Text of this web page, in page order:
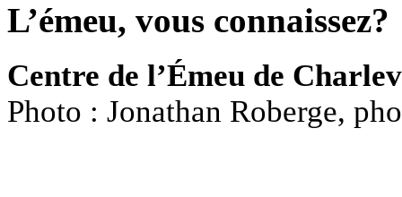
L’émeu, vous connaissez?
Centre de l’Émeu de
Photo : Jonathan Roberge,